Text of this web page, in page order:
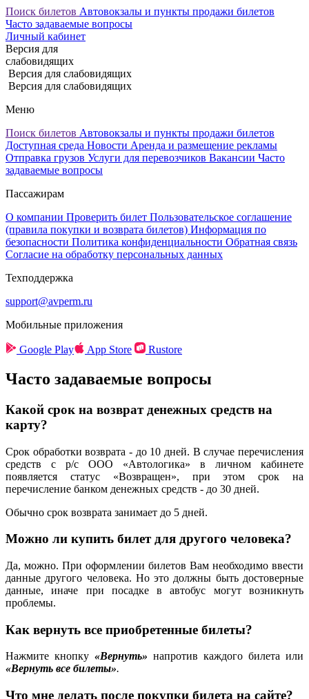
Поиск билетов Автовокзалы и пункты продажи билетов
Часто задаваемые вопросы
Личный кабинет
Версия для
слабовидящих
Версия для слабовидящих
Версия для слабовидящих
Меню
Поиск билетов Автовокзалы и пункты продажи билетов
Доступная среда Новости Аренда и размещение рекламы
Отправка грузов Услуги для перевозчиков Вакансии Часто
задаваемые вопросы
Пассажирам
О компании Проверить билет Пользовательское соглашение
(правила покупки и возврата билетов) Информация по
безопасности Политика конфиденциальности Обратная связь
Согласие на обработку персональных данных
Техподдержка
support@avperm.ru
Мобильные приложения
Google Play App Store Rustore
Часто задаваемые вопросы
Какой срок на возврат денежных средств на
карту?
Срок обработки возврата - до 10 дней. В случае перечисления
средств с р/с ООО «Автологика» в личном кабинете
появляется статус «Возвращен», при этом срок на
перечисление банком денежных средств - до 30 дней.
Обычно срок возврата занимает до 5 дней.
Можно ли купить билет для другого человека?
Да, можно. При оформлении билетов Вам необходимо ввести
данные другого человека. Но это должны быть достоверные
данные, иначе при посадке в автобус могут возникнуть
проблемы.
Как вернуть все приобретенные билеты?
Нажмите кнопку «Вернуть» напротив каждого билета или
«Вернуть все билеты».
Что мне делать после покупки билета на сайте?